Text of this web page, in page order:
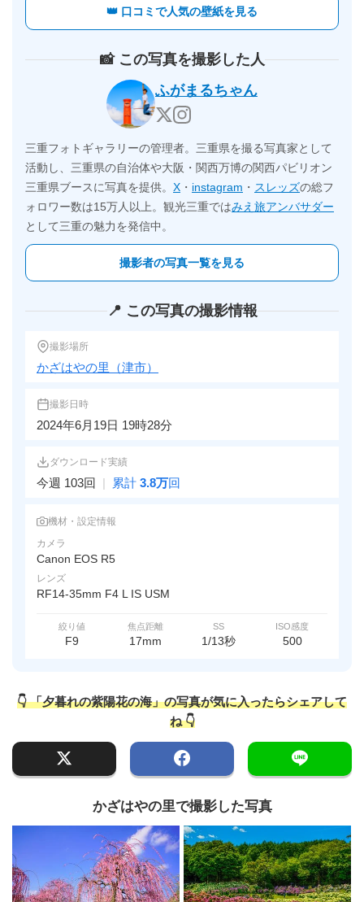
👑 口コミで人気の壁紙を見る
📸 この写真を撮影した人
ふがまるちゃん
三重フォトギャラリーの管理者。三重県を撮る写真家として
活動し、三重県の自治体や大阪・関西万博の関西パビリオン
三重県ブースに写真を提供。 X ・ instagram ・ スレッズの総フ
ォロワー数は15万人以上。観光三重ではみえ旅アンバサダー
として三重の魅力を発信中。
撮影者の写真一覧を見る
📍 この写真の撮影情報
撮影場所
かざはやの里（津市）
撮影日時
2024年6月19日 19時28分
ダウンロード実績
今週 103回 | 累計 3.8万回
機材・設定情報
カメラ
Canon EOS R5
レンズ
RF14-35mm F4 L IS USM
絞り値
F9
焦点距離
17mm
SS
1/13秒
ISO感度
500
👇 「夕暮れの紫陽花の海」の写真が気に入ったらシェアして
ね 👇
かざはやの里で撮影した写真